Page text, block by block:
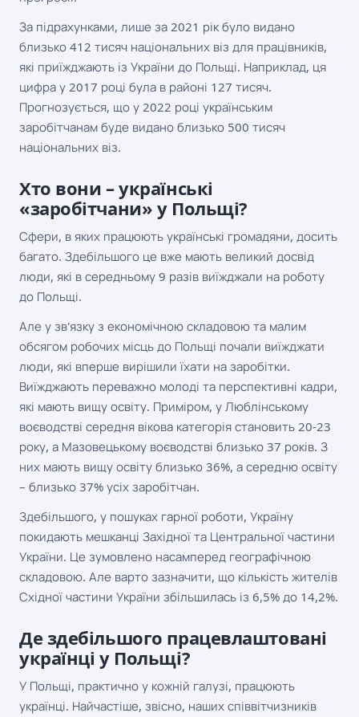
За підрахунками, лише за 2021 рік було видано
близько 412 тисяч національних віз для працівників,
які приїжджають із України до Польщі. Наприклад, ця
цифра у 2017 році була в районі 127 тисяч.
Прогнозується, що у 2022 році українським
заробітчанам буде видано близько 500 тисяч
національних віз.
Хто вони – українські
«заробітчани» у Польщі?
Сфери, в яких працюють українські громадяни, досить
багато. Здебільшого це вже мають великий досвід
люди, які в середньому 9 разів виїжджали на роботу
до Польщі.
Але у зв'язку з економічною складовою та малим
обсягом робочих місць до Польщі почали виїжджати
люди, які вперше вирішили їхати на заробітки.
Виїжджають переважно молоді та перспективні кадри,
які мають вищу освіту. Приміром, у Люблінському
воєводстві середня вікова категорія становить 20-23
року, а Мазовецькому воєводстві близько 37 років. З
них мають вищу освіту близько 36%, а середню освіту
– близько 37% усіх заробітчан.
Здебільшого, у пошуках гарної роботи, Україну
покидають мешканці Західної та Центральної частини
України. Це зумовлено насамперед географічною
складовою. Але варто зазначити, що кількість жителів
Східної частини України збільшилась із 6,5% до 14,2%.
Де здебільшого працевлаштовані
українці у Польщі?
У Польщі, практично у кожній галузі, працюють
українці. Найчастіше, звісно, ​​наших співвітчизників